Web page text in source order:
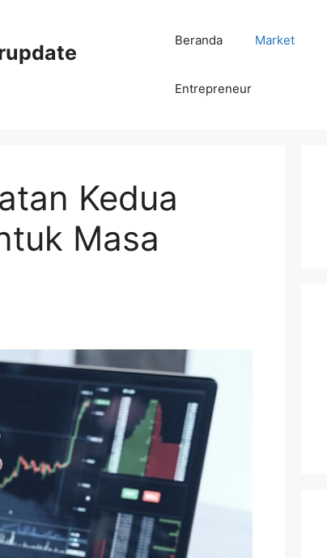
Beranda Market
Entrepreneur
Kedua
Masa